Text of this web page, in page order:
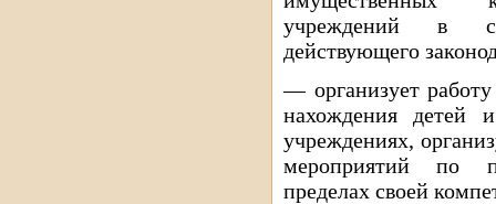
учреждений в
действующего
— организует
нахождения детей
учреждениях,
мероприятий по
пределах своей